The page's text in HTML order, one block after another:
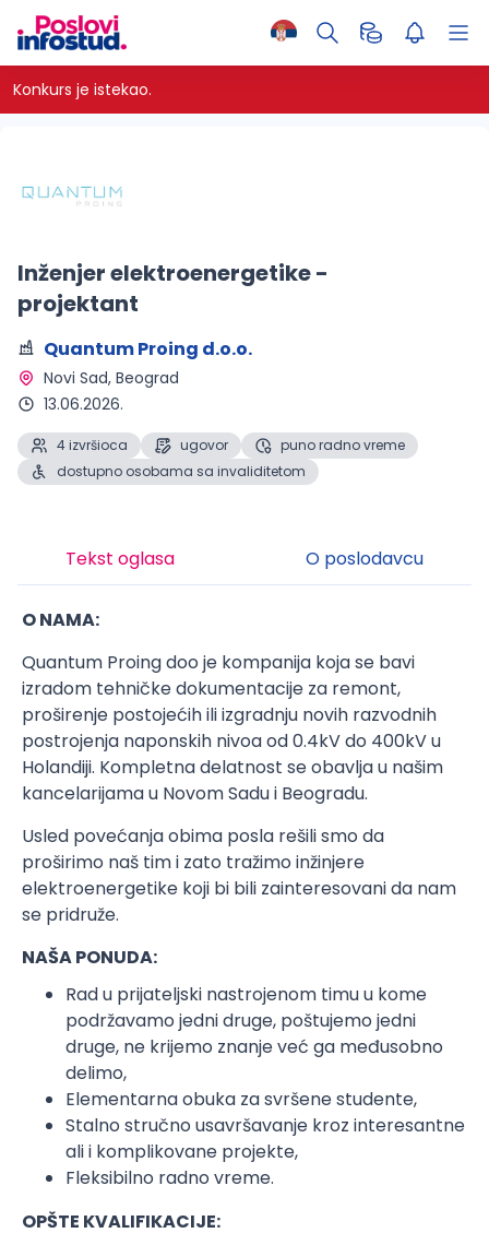
Konkurs je istekao.
Inženjer elektroenergetike -
projektant
Quantum Proing d.o.o.
Novi Sad, Beograd
13.06.2026.
4 izvršioca ugovor
puno radno vreme
dostupno osobama sa invaliditetom
Tekst oglasa O poslodavcu
O NAMA:
Quantum Proing doo je kompanija koja se bavi
izradom tehničke dokumentacije za remont,
proširenje postojećih ili izgradnju novih razvodnih
postrojenja naponskih nivoa od 0.4kV do 400kV u
Holandiji. Kompletna delatnost se obavlja u našim
kancelarijama u Novom Sadu i Beogradu.
Usled povećanja obima posla rešili smo da
proširimo naš tim i zato tražimo inžinjere
elektroenergetike koji bi bili zainteresovani da nam
se pridruže.
NAŠA PONUDA:
Rad u prijateljski nastrojenom timu u kome
podržavamo jedni druge, poštujemo jedni
druge, ne krijemo znanje već ga međusobno
delimo,
Elementarna obuka za svršene studente,
Stalno stručno usavršavanje kroz interesantne
ali i komplikovane projekte,
Fleksibilno radno vreme.
OPŠTE KVALIFIKACIJE: